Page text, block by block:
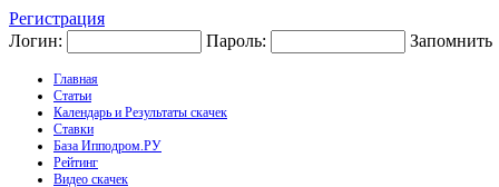
Регистрация
Логин:
Пароль: Запомнить
Главная
Статьи
Календарь и Результаты скачек
Ставки
База Ипподром.РУ
Рейтинг
Видео скачек